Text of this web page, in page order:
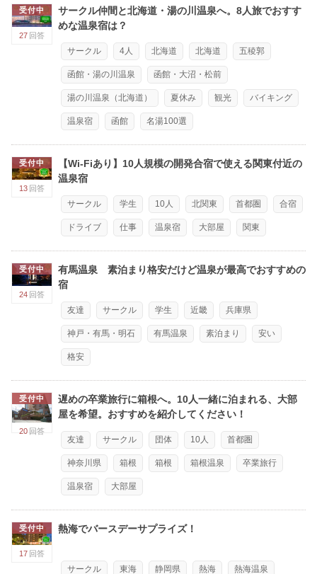
受付中
27 回答
サークル仲間と北海道・湯の川温泉へ。8人旅でおすす
めな温泉宿は？
サークル 4人 北海道 北海道 五稜郭
函館・湯の川温泉 函館・大沼・松前
湯の川温泉（北海道） 夏休み 観光 バイキング
温泉宿 函館 名湯100選
受付中
13 回答
【Wi-Fiあり】10人規模の開発合宿で使える関東付近の
温泉宿
サークル 学生 10人 北関東 首都圏 合宿
ドライブ 仕事 温泉宿 大部屋 関東
受付中
24 回答
有馬温泉 素泊まり格安だけど温泉が最高でおすすめの
宿
友達 サークル 学生 近畿 兵庫県
神戸・有馬・明石 有馬温泉 素泊まり 安い
格安
受付中
20 回答
遅めの卒業旅行に箱根へ。10人一緒に泊まれる、大部
屋を希望。おすすめを紹介してください！
友達 サークル 団体 10人 首都圏
神奈川県 箱根 箱根 箱根温泉 卒業旅行
温泉宿 大部屋
受付中
17 回答
熱海でバースデーサプライズ！
サークル 東海 静岡県 熱海 熱海温泉